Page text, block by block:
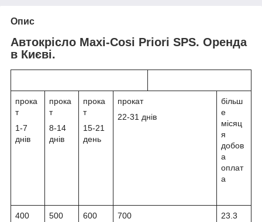
Опис
Автокрісло Maxi-Cosi Priori SPS. Оренда
в Києві.
прока
т
1-7
днів
прока
т
8-14
днів
прока
т
15-21
день
прокат
22-31 днів
більш
е
місяц
я
добов
а
оплат
а
400 500 600 700 23.3